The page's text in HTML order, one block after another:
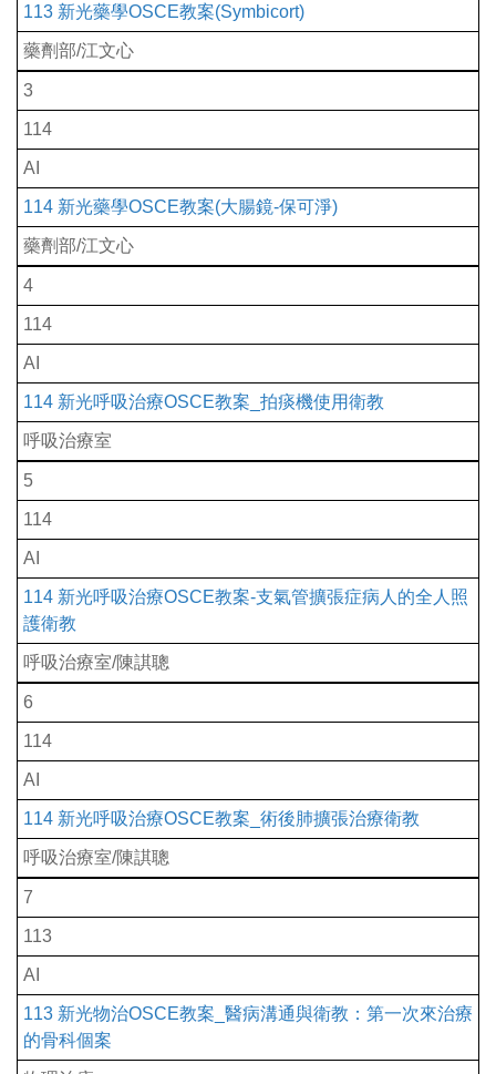
113 新光藥學OSCE教案(Symbicort)
藥劑部/江文心
3
114
AI
114 新光藥學OSCE教案(大腸鏡-保可淨)
藥劑部/江文心
4
114
AI
114 新光呼吸治療OSCE教案_拍痰機使用衛教
呼吸治療室
5
114
AI
114 新光呼吸治療OSCE教案-支氣管擴張症病人的全人照
護衛教
呼吸治療室/陳諆聰
6
114
AI
114 新光呼吸治療OSCE教案_術後肺擴張治療衛教
呼吸治療室/陳諆聰
7
113
AI
113 新光物治OSCE教案_醫病溝通與衛教：第一次來治療
的骨科個案